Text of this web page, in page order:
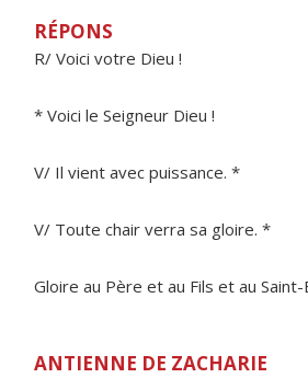
RÉPONS
R/ Voici votre Dieu !
* Voici le Seigneur Dieu !
V/ Il vient avec puissance. *
V/ Toute chair verra sa gloire. *
Gloire au Père et au Fils et au
ANTIENNE DE ZACHARIE